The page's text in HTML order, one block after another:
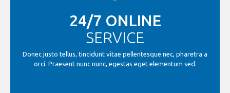
24/7 ONLINE
SERVICE
Donec justo tellus, tincidunt vitae pellentesque nec, pharetra a
orci. Praesent nunc nunc, egestas eget elementum sed.